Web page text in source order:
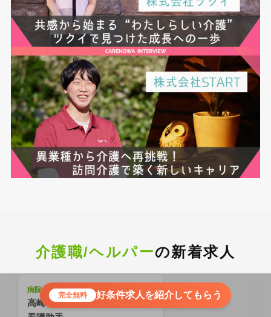
介護職/ヘルパーの新着求人
病院
高崎市/病院/パート/無資格OK/
完全無料 好条件求人を紹介してもらう